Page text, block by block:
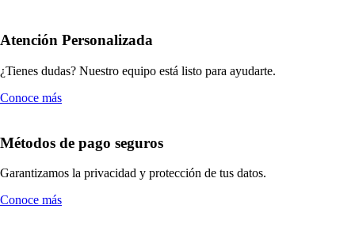
Atención Personalizada
¿Tienes dudas? Nuestro equipo está listo para ayudarte.
Conoce más
Métodos de pago seguros
Garantizamos la privacidad y protección de tus datos.
Conoce más